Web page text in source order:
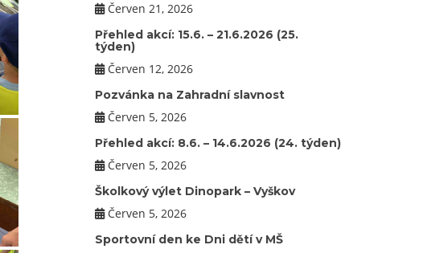
Červen 21, 2026
Přehled akcí: 15.6. – 21.6.2026 (25.
týden)
Červen 12, 2026
Pozvánka na Zahradní slavnost
Červen 5, 2026
Přehled akcí: 8.6. – 14.6.2026 (24. týden)
Červen 5, 2026
Školkový výlet Dinopark – Vyškov
Červen 5, 2026
Sportovní den ke Dni dětí v MŠ